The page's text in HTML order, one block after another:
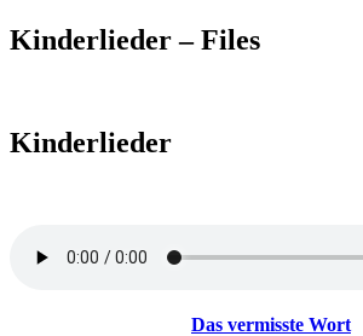
Kinderlieder – Files
Kinderlieder
Das vermisste Wort